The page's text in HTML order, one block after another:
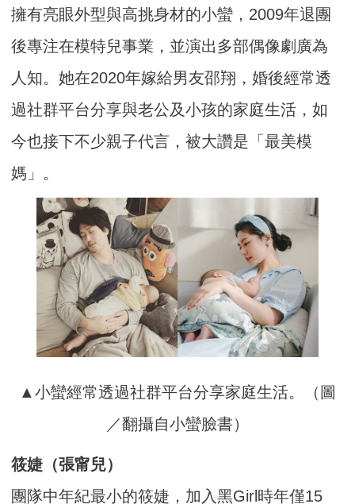
擁有亮眼外型與高挑身材的小蠻，2009年退團
後專注在模特兒事業，並演出多部偶像劇廣為
人知。她在2020年嫁給男友邵翔，婚後經常透
過社群平台分享與老公及小孩的家庭生活，如
今也接下不少親子代言，被大讚是「最美模
媽」。
▲小蠻經常透過社群平台分享家庭生活。（圖
／翻攝自小蠻臉書）
筱婕（張甯兒）
團隊中年紀最小的筱婕，加入黑Girl時年僅15